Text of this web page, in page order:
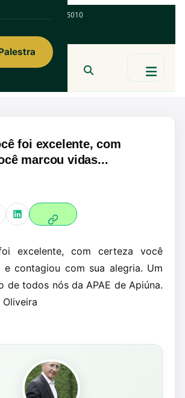
47 9 9967 5010
foi excelente, com
marcou vidas...
excelente, com certeza você
e contagiou com sua alegria. Um
de todos nós da APAE de Apiúna.